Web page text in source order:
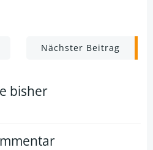
Post
navigation
Nächster Beitrag
bisher